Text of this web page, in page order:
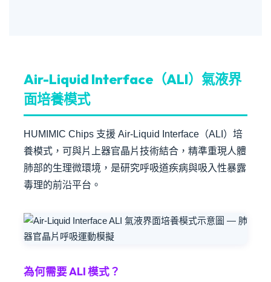
Air-Liquid Interface（ALI）氣液界
面培養模式
HUMIMIC Chips 支援 Air-Liquid Interface（ALI）培
養模式，可與片上器官晶片技術結合，精準重現人體
肺部的生理微環境，是研究呼吸道疾病與吸入性暴露
毒理的前沿平台。
為何需要 ALI 模式？